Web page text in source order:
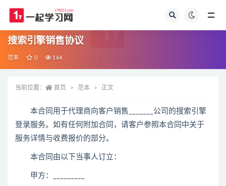
搜索引擎销售协议
范本 0 164
当前位置： 首页 范本 正文
本合同用于代理商向客户销售_______公司的搜索引擎
登录服务。如有任何附加合同，请客户参照本合同中关于
服务详情与收费报价的部分。
本合同由以下当事人订立：
甲方：_________